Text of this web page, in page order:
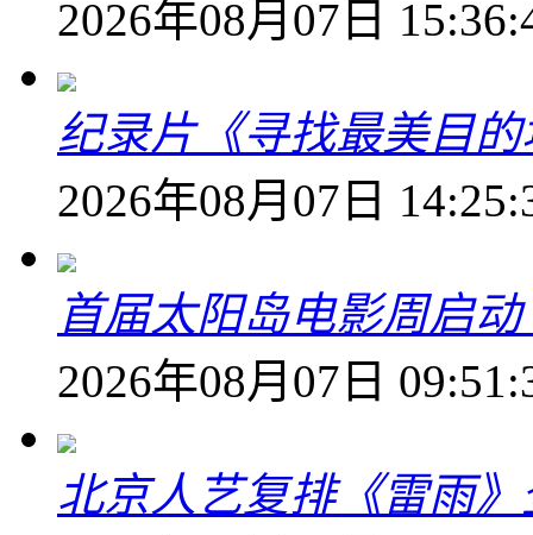
2026年08月07日
纪录片《寻找最美目
2026年08月07日
首届太阳岛电影周启
2026年08月07日
北京人艺复排《雷雨》